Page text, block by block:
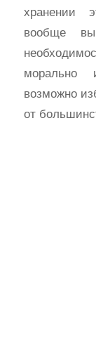
хранении
вообще
морально
возможно
от